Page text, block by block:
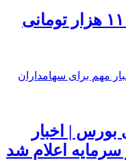
| اخبار
سرمایه اعلام شد